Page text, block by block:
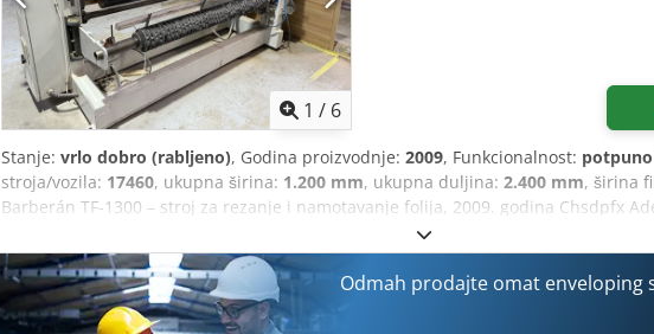
1 / 6
Stanje: vrlo dobro (rabljeno), Godina proizvodnje: 2009, Funkcionalnost:
stroja/vozila: 17460, ukupna širina: 1.200 mm, ukupna duljina: 2.400 mm, širina
Barberán TF-1300 – stroj za rezanje i namotavanje folija, 2009. godina Chsdpfx
profesionalni stroj španjolske marke Barberán S.A., model TF-1300, 2009. godina
dobrom tehničkom stanju. Stroj je namijenjen za rezanje i namotavanje
PVC folije, folije Finish, papira, melamina i laminata. Pogodan je za tvrtke koje se
laminiranjem i proizvodnjom ambalaže. Tehničke karakteristike: Godina
Odmah prodajte omat enveloping